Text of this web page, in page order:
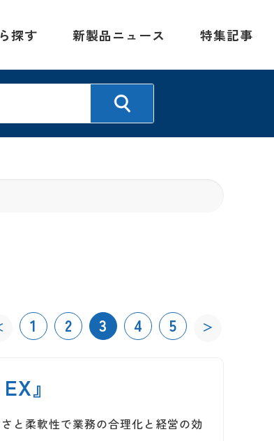
探す 新製品ニュース 特集記事
1 2 3 4 5 ＞
』
と柔軟性で業務の合理化と経営の効